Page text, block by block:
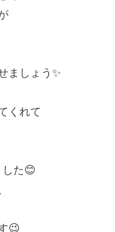
ましょう✨
くれて
た😊
😉